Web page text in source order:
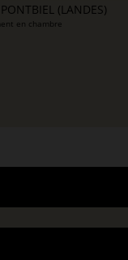
(LANDES)
en chambre